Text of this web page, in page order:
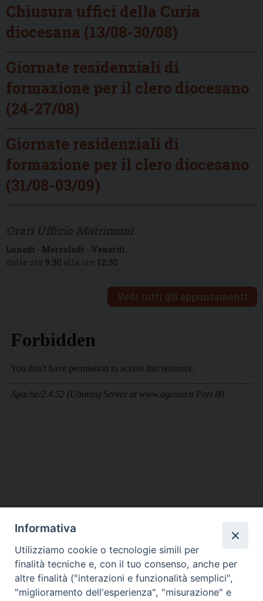
Chiusura uffici della Curia
diocesana (13/08-30/08)
Giornate residenziali di
formazione per il clero diocesano
(24-27/08)
Giornate residenziali di
formazione per il clero diocesano
(31/08-03/09)
Lunedì - Mercoledì - Venerdì
dalle ore 9:30 alle ore 12:30
Vedi tutti gli appuntamenti
DIOCESI SUBURBICARIA DI ALBANO
Contatti:Tel.: 06.93268401 - Fax.: 06.9323844
E-mail:curia@diocesidialbano.it
Informativa
Utilizziamo cookie o tecnologie simili per
finalità tecniche e, con il tuo consenso, anche per
altre finalità ("interazioni e funzionalità semplici",
"miglioramento dell'esperienza", "misurazione" e